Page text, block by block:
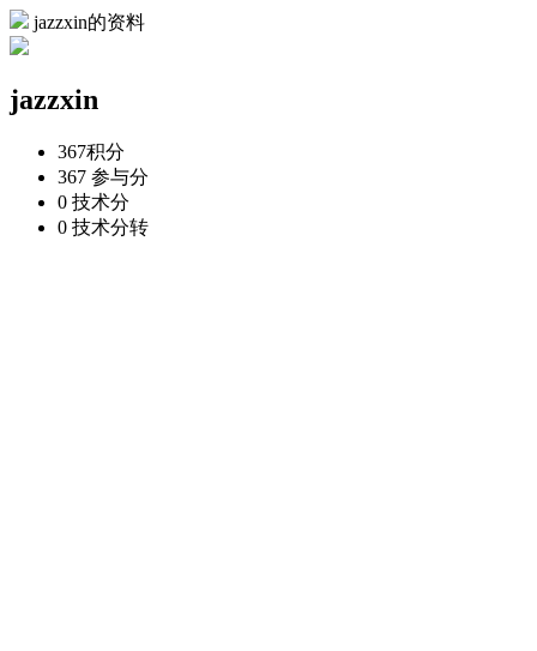
jazzxin的资料
jazzxin
367积分
367 参与分
0 技术分
0 技术分转